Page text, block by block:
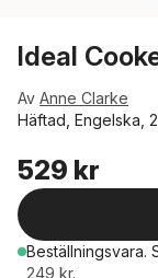
Ideal
Av Anne Clarke
Häftad, Engelska,
529 kr
Beställningsvara.
249 kr.